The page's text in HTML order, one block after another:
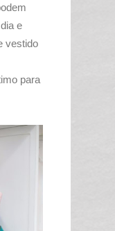
e
vestido
para